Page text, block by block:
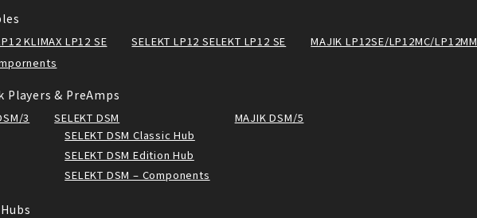
KLIMAX LP12 SE SELEKT LP12 SELEKT LP12 SE
MAJIK LP12SE/LP12MC/LP12MM
Players & PreAmps
3
SELEKT DSM
SELEKT DSM Classic Hub
SELEKT DSM Edition Hub
SELEKT DSM – Components
MAJIK DSM/5